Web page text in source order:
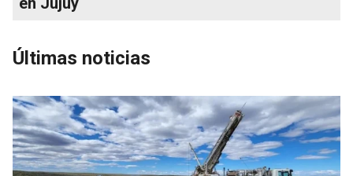
Últimas noticias